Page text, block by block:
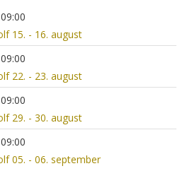
15. - 16. august
22. - 23. august
29. - 30. august
05. - 06. september